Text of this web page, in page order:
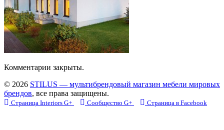
Комментарии закрыты.
© 2026 STILUS — мультибрендовый магазин мебели мировых
брендов, все права защищены.
Страница Interiors G+ Сообщество G+ Страница в Facebook